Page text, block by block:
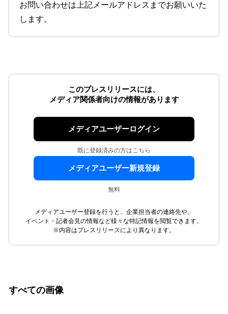
お問い合わせは上記メールアドレスまでお願いいた
します。
このプレスリリースには、
メディア関係者向けの情報があります
メディアユーザーログイン
既に登録済みの方はこちら
メディアユーザー新規登録
無料
メディアユーザー登録を行うと、企業担当者の連絡先や、
イベント・記者会見の情報など様々な特記情報を閲覧できます。
※内容はプレスリリースにより異なります。
すべての画像